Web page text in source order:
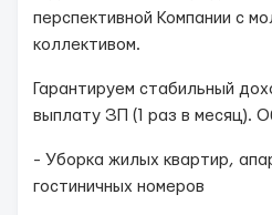
перспективной Компании с
коллективом.
Гарантируем стабильный
выплату ЗП (1 раз в месяц).
- Уборка жилых квартир,
гостиничных номеров